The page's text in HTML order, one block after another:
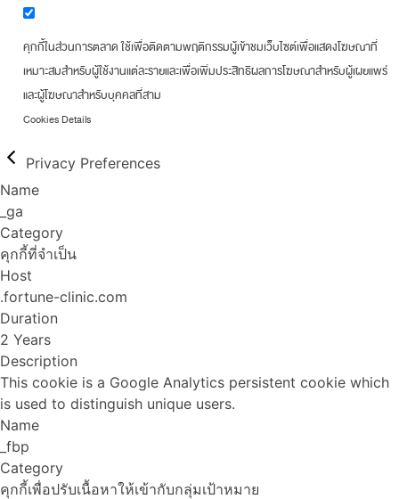
คุกกี้ในส่วนการตลาด ใช้เพื่อติดตามพฤติกรรมผู้เข้าชมเว็บไซต์เพื่อแสดงโฆษณาที่
เหมาะสมสำหรับผู้ใช้งานแต่ละรายและเพื่อเพิ่มประสิทธิผลการโฆษณาสำหรับผู้เผยแพร่
และผู้โฆษณาสำหรับบุคคลที่สาม
Cookies Details
Privacy Preferences
Name
_ga
Category
คุกกี้ที่จำเป็น
Host
.fortune-clinic.com
Duration
2 Years
Description
This cookie is a Google Analytics persistent cookie which
is used to distinguish unique users.
Name
_fbp
Category
คุกกี้เพื่อปรับเนื้อหาให้เข้ากับกลุ่มเป้าหมาย